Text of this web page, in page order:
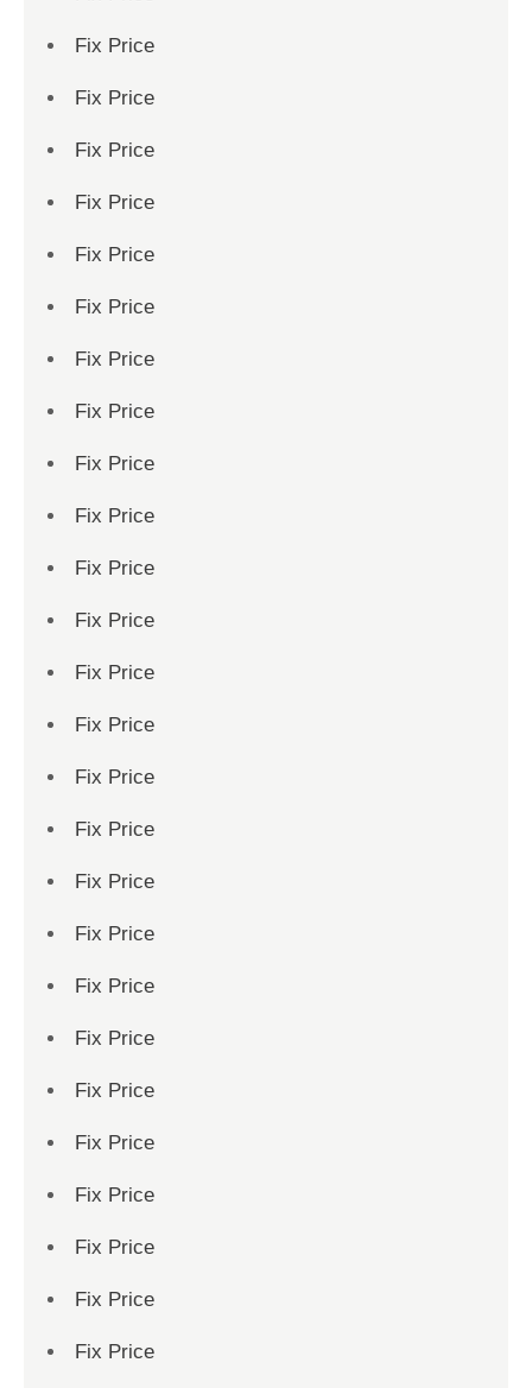
Fix Price
Fix Price
Fix Price
Fix Price
Fix Price
Fix Price
Fix Price
Fix Price
Fix Price
Fix Price
Fix Price
Fix Price
Fix Price
Fix Price
Fix Price
Fix Price
Fix Price
Fix Price
Fix Price
Fix Price
Fix Price
Fix Price
Fix Price
Fix Price
Fix Price
Fix Price